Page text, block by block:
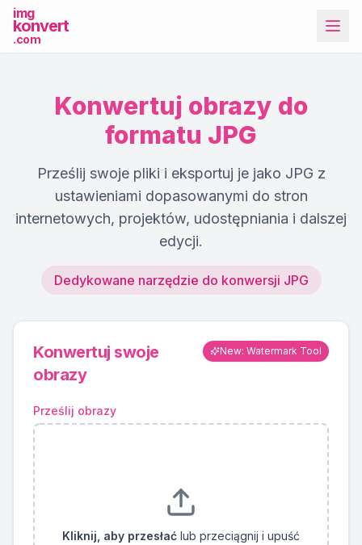
img
konvert
.com
Więcej narzędzi
Konwertuj obrazy do
formatu JPG
Prześlij swoje pliki i eksportuj je jako JPG z
ustawieniami dopasowanymi do stron
internetowych, projektów, udostępniania i dalszej
edycji.
Dedykowane narzędzie do konwersji JPG
Konwertuj swoje
obrazy
New: Watermark Tool
Prześlij obrazy
Kliknij, aby przesłać lub przeciągnij i upuść